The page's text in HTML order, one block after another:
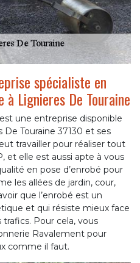
spécialiste en
à Lignieres De Touraine
une entreprise disponible
Touraine 37130 et ses
travailler pour réaliser tout
et elle est aussi apte à vous
en pose d’enrobé pour
les allées de jardin, cour,
que l’enrobé est un
et qui résiste mieux face
Pour cela, vous
Ravalement pour
comme il faut.